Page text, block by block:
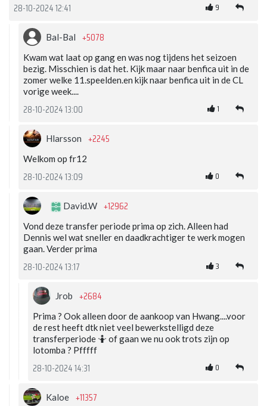
28-10-2024 12:41 9
Bal-Bal +5078
Kwam wat laat op gang en was nog tijdens het seizoen
bezig. Misschien is dat het. Kijk maar naar benfica uit in de
zomer welke 11.speelden.en kijk naar benfica uit in de CL
vorige week....
28-10-2024 13:00 1
Hlarsson +2245
Welkom op fr12
28-10-2024 13:09 0
David.W +12962
Vond deze transfer periode prima op zich. Alleen had
Dennis wel wat sneller en daadkrachtiger te werk mogen
gaan. Verder prima
28-10-2024 13:17 3
Jrob +2684
Prima ? Ook alleen door de aankoop van Hwang....voor
de rest heeft dtk niet veel bewerkstelligd deze
transferperiode 🤷 of gaan we nu ook trots zijn op
lotomba ? Pfffff
28-10-2024 14:31 0
Kaloe +11357